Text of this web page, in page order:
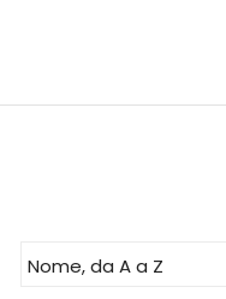
Nome, da A a Z